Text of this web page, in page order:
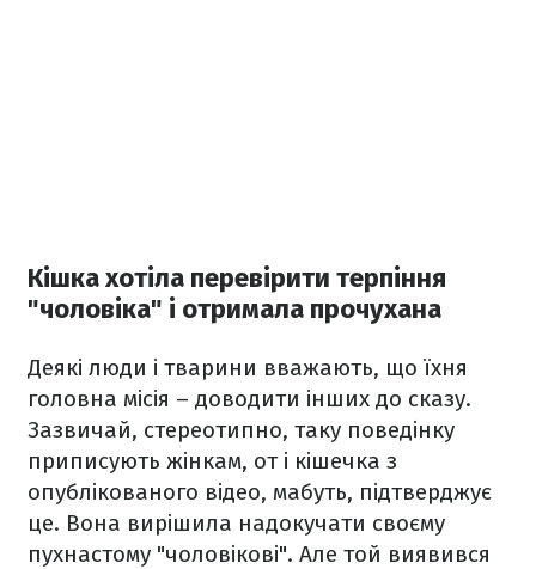
Кішка хотіла перевірити терпіння
"чоловіка" і отримала прочухана
Деякі люди і тварини вважають, що їхня
головна місія – доводити інших до сказу.
Зазвичай, стереотипно, таку поведінку
приписують жінкам, от і кішечка з
опублікованого відео, мабуть, підтверджує
це. Вона вирішила надокучати своєму
пухнастому "чоловікові". Але той виявився